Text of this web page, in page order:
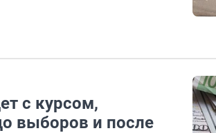
с курсом,
выборов и после